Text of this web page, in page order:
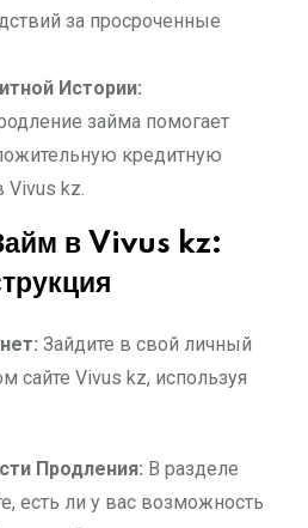
за просроченные
Истории:
займа помогает
кредитную
Vivus kz.
в Vivus kz:
Зайдите в свой личный
сайте Vivus kz, используя
Продления: В разделе
есть ли у вас возможность